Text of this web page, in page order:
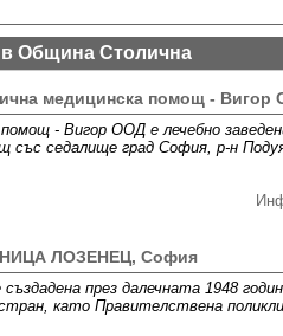
Община Столична
медицинска помощ -
- Вигор ООД е лечебно
със седалище град София, р-н
ЛОЗЕНЕЦ, София
през далечната 1948
като Правителствена